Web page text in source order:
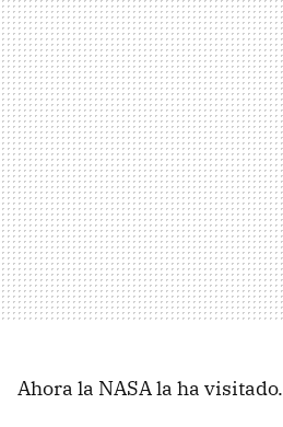
Ahora la NASA la ha visitado.